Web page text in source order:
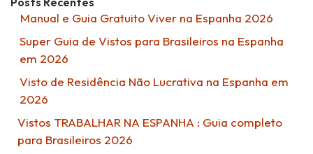
Manual e Guia Gratuito Viver na Espanha 2026
Super Guia de Vistos para Brasileiros na Espanha
em 2026
Visto de Residência Não Lucrativa na Espanha em
2026
Vistos TRABALHAR NA ESPANHA : Guia completo
para Brasileiros 2026